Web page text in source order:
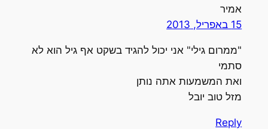
אמיר
15 באפריל, 2013
"ממרום גילי" אני יכול להגיד בשקט אף גיל הוא לא
סתמי
ואת המשמעות אתה נותן
מזל טוב יובל
Reply